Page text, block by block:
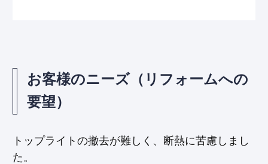
お客様のニーズ（リフォームへの
要望）
トップライトの撤去が難しく、断熱に苦慮しまし
た。